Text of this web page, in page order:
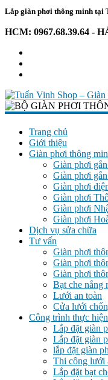
Lắp giàn phơi thông minh tại
HCM: 0967.68.39.64 -
Tuấn
Vinh
Shop
Chuyên
giàn
Trang chủ
Giới thiệu
Giàn phơi thông
Giàn phơi
Giàn phơi
Giàn phơi
Giàn phơi
Giàn phơi
Giàn phơi
Dịch vụ sửa chữa
Tư vấn
Giàn phơi
Giàn phơi
Giàn phơi
Bạt che nắng
Lưới an toàn
Cửa lưới
Công trình thực hiện
Lắp đặt giàn
Lắp đặt giàn
lắp đặt giàn
Thi công lưới
Lắp đặt bạt